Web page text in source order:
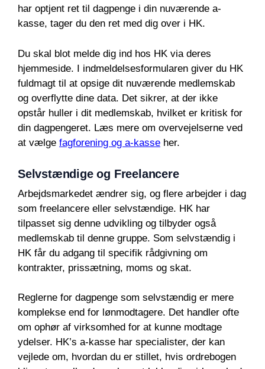
har optjent ret til dagpenge i din nuværende a-
kasse, tager du den ret med dig over i HK.
Du skal blot melde dig ind hos HK via deres
hjemmeside. I indmeldelsesformularen giver du HK
fuldmagt til at opsige dit nuværende medlemskab
og overflytte dine data. Det sikrer, at der ikke
opstår huller i dit medlemskab, hvilket er kritisk for
din dagpengeret. Læs mere om overvejelserne ved
at vælge fagforening og a-kasse her.
Selvstændige og Freelancere
Arbejdsmarkedet ændrer sig, og flere arbejder i dag
som freelancere eller selvstændige. HK har
tilpasset sig denne udvikling og tilbyder også
medlemskab til denne gruppe. Som selvstændig i
HK får du adgang til specifik rådgivning om
kontrakter, prissætning, moms og skat.
Reglerne for dagpenge som selvstændig er mere
komplekse end for lønmodtagere. Det handler ofte
om ophør af virksomhed for at kunne modtage
ydelser. HK’s a-kasse har specialister, der kan
vejlede om, hvordan du er stillet, hvis ordrebogen